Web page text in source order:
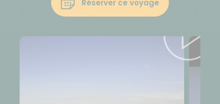
Réserver ce voyage